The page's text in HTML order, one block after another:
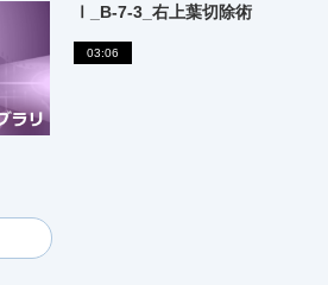
Ⅰ_B-7-3_右上葉切除術
03:06